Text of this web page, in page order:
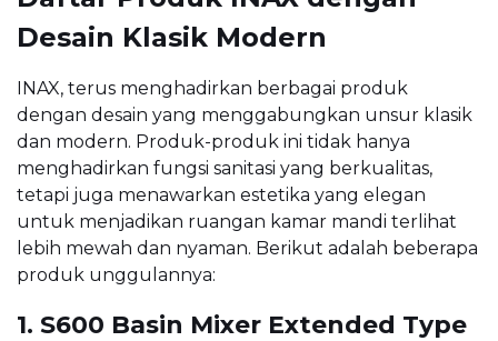
Desain Klasik Modern
INAX, terus menghadirkan berbagai produk
dengan desain yang menggabungkan unsur klasik
dan modern. Produk-produk ini tidak hanya
menghadirkan fungsi sanitasi yang berkualitas,
tetapi juga menawarkan estetika yang elegan
untuk menjadikan ruangan kamar mandi terlihat
lebih mewah dan nyaman. Berikut adalah beberapa
produk unggulannya:
1. S600 Basin Mixer Extended Type